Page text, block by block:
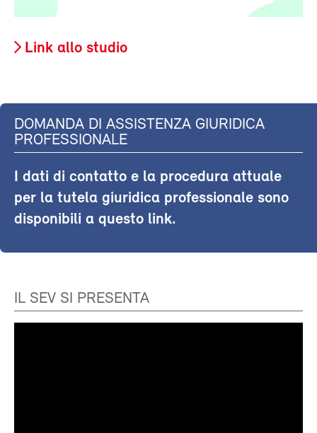
Link allo studio
DOMANDA DI ASSISTENZA GIURIDICA
PROFESSIONALE
I dati di contatto e la procedura attuale
per la tutela giuridica professionale sono
disponibili a questo link.
IL SEV SI PRESENTA